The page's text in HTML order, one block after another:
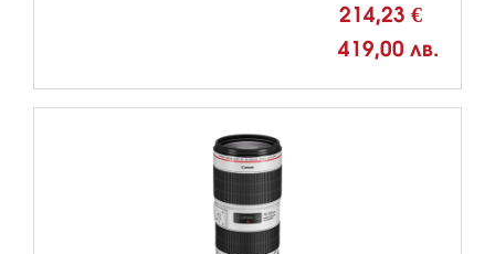
214,23 €
419,00 лв.